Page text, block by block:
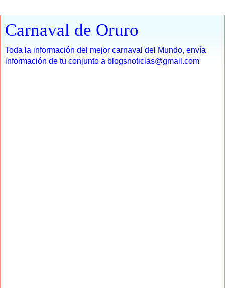
Carnaval de Oruro
Toda la información del mejor carnaval del Mundo, envía
información de tu conjunto a blogsnoticias@gmail.com